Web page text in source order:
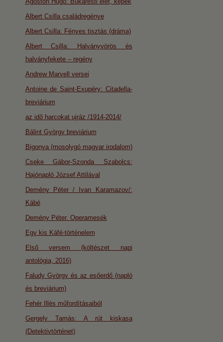
Albert Csilla családregénye
Albert Csilla: Fényes tisztás (dráma)
Albert Csilla: Halványvörös és
halványfekete – regény
Andrew Marvell versei
Antoine de Saint-Exupéry: Citadella-
breviárium
az idő harcokat ujráz /1914-2014/
Bálint György breviárium
Bigonya (mosolygó magyar irodalom)
Cseke Gábor-Szonda Szabolcs:
Hajónapló József Attilával
Demény Péter / Ivan Karamazov/:
Kábé
Demény Péter. Operamesék
Egy kis Káfé-történelem
Első versem (költészet napi
antológia, 2016)
Faludy György és az esőerdő (napló
és breviárium)
Fehér Illés műfordításaiból
Gergely Tamás: A rút kiskasa
(Detektivtörténet)